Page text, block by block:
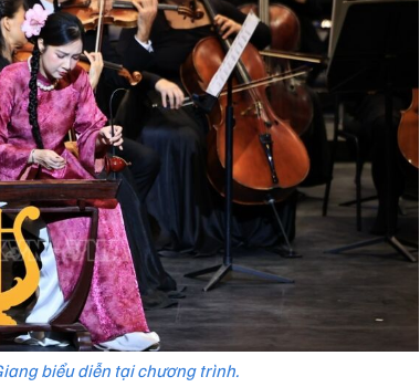
biểu diễn tại chương trình.